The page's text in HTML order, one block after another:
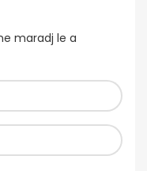
maradj le a